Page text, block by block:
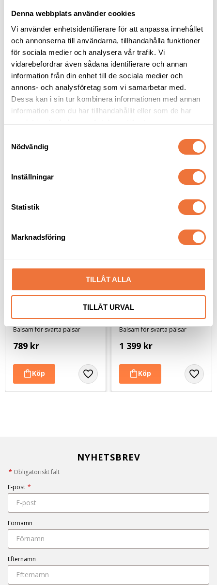
Denna webbplats använder cookies
Vi använder enhetsidentifierare för att anpassa innehållet
och annonserna till användarna, tillhandahålla funktioner
för sociala medier och analysera vår trafik. Vi
vidarebefordrar även sådana identifierare och annan
information från din enhet till de sociala medier och
annons- och analysföretag som vi samarbetar med.
Dessa kan i sin tur kombinera informationen med annan
information som du har tillhandahållit eller som de har
samlat in när du har använt deras tjänster.
Nödvändig
Inställningar
Statistik
Marknadsföring
TILLÅT ALLA
TILLÅT URVAL
Vetbed Retro -
Grå/svart/vit
Tjocklek ca 28 mm. Finns i tre storlekar
119kr
Vetbed Ljusgrå
Tjocklek ca 28 mm. Finns i tre storlekar
119 kr
Senaste besökta produkter
K9 Blackness balsam -
2,7 liter
Balsam för svarta pälsar
789 kr
K9 Blackness balsam -
5,7 liter
Balsam för svarta pälsar
1 399 kr
NYHETSBREV
* Obligatoriskt fält
E-post *
Förnamn
Efternamn